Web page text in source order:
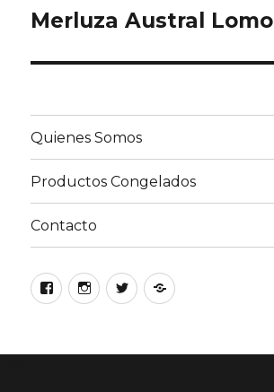
de
Merluza Austral Lomo
Quienes Somos
Productos Congelados
Contacto
FacebookInstagram
TwitterGoogle